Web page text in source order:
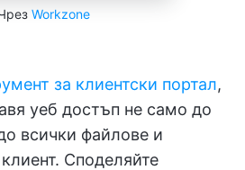
Workzone
за клиентски портал,
уеб достъп не само до
всички файлове и
Споделяйте